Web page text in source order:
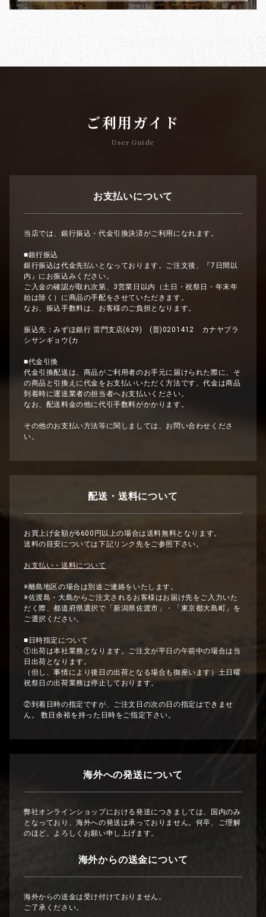
ご利用ガイド
User Guide
お支払いについて
当店では、銀行振込・代金引換決済がご利用になれます。
■銀行振込
銀行振込は代金先払いとなっております。ご注文後、『7日間以
内』にお振込みください。
ご入金の確認が取れ次第、3営業日以内（土日・祝祭日・年末年
始は除く）に商品の手配をさせていただきます。
なお、振込手数料は、お客様のご負担となります。
振込先：みずほ銀行 雷門支店(629) (普)0201412 カナヤブラ
シサンギョウ(カ
■代金引換
代金引換配送は、商品がご利用者のお手元に届けられた際に、そ
の商品と引換えに代金をお支払いいただく方法です。代金は商品
到着時に運送業者の担当者へお支払いください。
なお、配送料金の他に代引手数料がかかります。
その他のお支払い方法等に関しましては、お問い合わせくださ
い。
配送・送料について
お買上げ金額が6600円以上の場合は送料無料となります。
送料の目安については下記リンク先をご参照下さい。
お支払い・送料について
※離島地区の場合は別途ご連絡をいたします。
※佐渡島・大島からご注文されるお客様はお届け先をご入力いた
だく際、都道府県選択で「新潟県佐渡市」・「東京都大島町」を
ご選択ください。
■日時指定について
①出荷は本社業務となります。ご注文が平日の午前中の場合は当
日出荷となります。
（但し、事情により後日の出荷となる場合も御座います）土日曜
祝祭日の出荷業務は停止しております。
②到着日時の指定ですが、ご注文日の次の日の指定はできませ
ん。 数日余裕を持った日時をご指定下さい。
海外への発送について
弊社オンラインショップにおける発送につきましては、国内のみ
となっており、海外への発送は承っておりません。何卒、ご理解
のほど、よろしくお願い申し上げます。
海外からの送金について
海外からの送金は受け付けておりません。
ご了承ください。